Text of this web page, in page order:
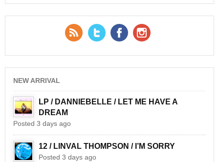
RSS Feed
Twitter Facebook
NEW ARRIVAL
LP / DANNIEBELLE / LET ME HAVE A
DREAM
Posted 3 days ago
12 / LINVAL THOMPSON / I’M SORRY
Posted 3 days ago